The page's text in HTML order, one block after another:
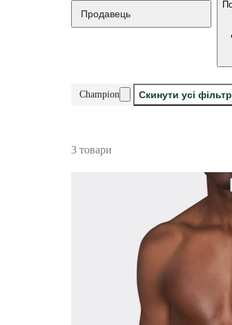
Продавець
Champion Скинути усі
3 товари